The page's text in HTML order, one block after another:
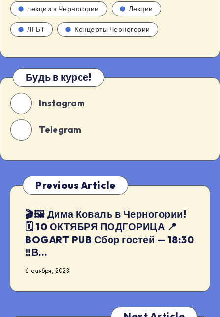
лекции в Черногории Лекции
ЛГБТ Концерты Черногории
Будь в курсе!
Instagram
Telegram
Previous Article
🎬🖼 Дима Коваль в Черногории!
🗓 10 ОКТЯБРЯ ПОДГОРИЦА 📍
BOGART PUB Сбор гостей — 18:30
‼️В…
6 октября, 2023